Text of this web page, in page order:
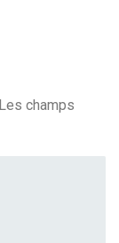
Les champs